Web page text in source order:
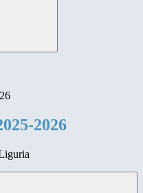
2026